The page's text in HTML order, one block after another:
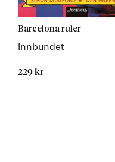
Barcelona ruler
Innbundet
229 kr